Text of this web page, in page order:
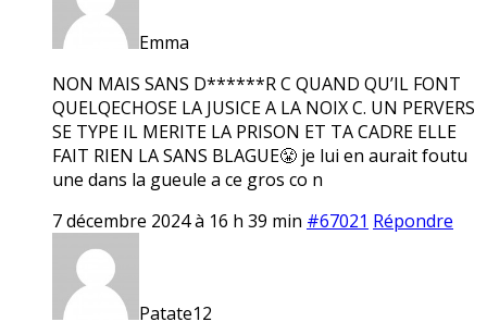
Emma
NON MAIS SANS D******R C QUAND QU’IL FONT
QUELQECHOSE LA JUSICE A LA NOIX C. UN PERVERS
SE TYPE IL MERITE LA PRISON ET TA CADRE ELLE
FAIT RIEN LA SANS BLAGUE😤 je lui en aurait foutu
une dans la gueule a ce gros co n
7 décembre 2024 à 16 h 39 min #67021 Répondre
Patate12